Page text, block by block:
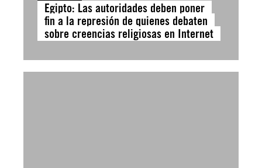
Egipto: Las autoridades deben poner
fin a la represión de quienes debaten
sobre creencias religiosas en Internet